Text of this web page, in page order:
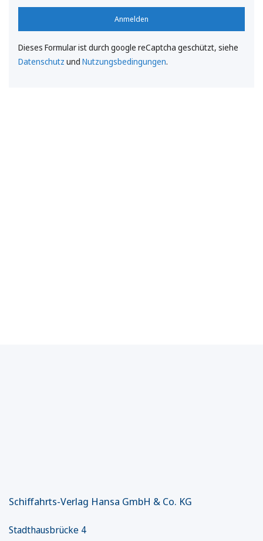
Anmelden
Dieses Formular ist durch google reCaptcha geschützt, siehe
Datenschutz und Nutzungsbedingungen.
Schiffahrts-Verlag Hansa GmbH & Co. KG
Stadthausbrücke 4